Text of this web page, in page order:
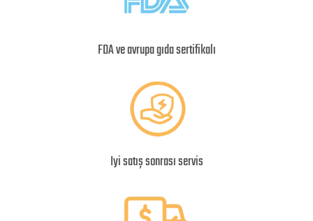
FDA ve avrupa gıda sertifikalı
Iyi satış sonrası servis